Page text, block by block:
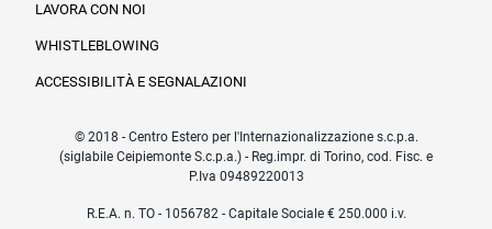
LAVORA CON NOI
WHISTLEBLOWING
ACCESSIBILITÀ E SEGNALAZIONI
© 2018 - Centro Estero per l'Internazionalizzazione s.c.p.a.
(siglabile Ceipiemonte S.c.p.a.) - Reg.impr. di Torino, cod. Fisc. e
P.Iva 09489220013
R.E.A. n. TO - 1056782 - Capitale Sociale € 250.000 i.v.